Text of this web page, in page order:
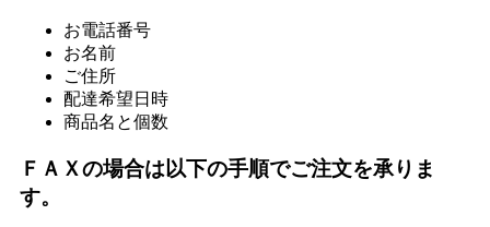
Facebook
Google
LINE
お電話番号
お名前
ご住所
配達希望日時
商品名と個数
ＦＡＸの場合は以下の手順でご注文を承りま
す。